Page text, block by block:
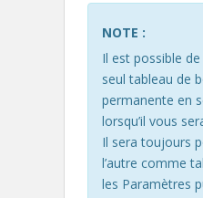
NOTE :
Il est possible de
seul tableau de
permanente en
lorsqu’il vous
Il sera toujours
l’autre comme
les Paramètres